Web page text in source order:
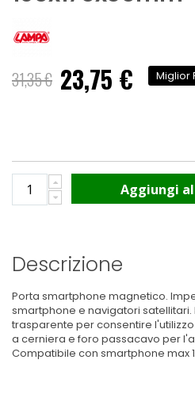
31,35 € Prezzo
speciale
23,75 € Miglior
Aggiungi
Descrizione
Porta smartphone magnetico.
smartphone e navigatori satellitari.
trasparente per consentire
a cerniera e foro passacavo per
Compatibile con smartphone max